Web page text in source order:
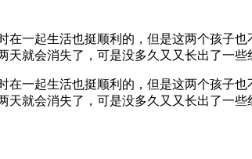
一起生活也挺顺利的，但是这两个孩子
就会消失了，可是没多久又又长出了一些
一起生活也挺顺利的，但是这两个孩子
就会消失了，可是没多久又又长出了一